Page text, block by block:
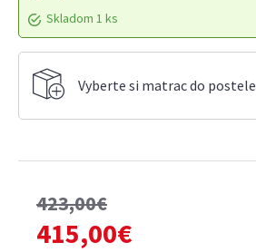
Skladom 1 ks
Vyberte si matrac do postele
423,00€
415,00€